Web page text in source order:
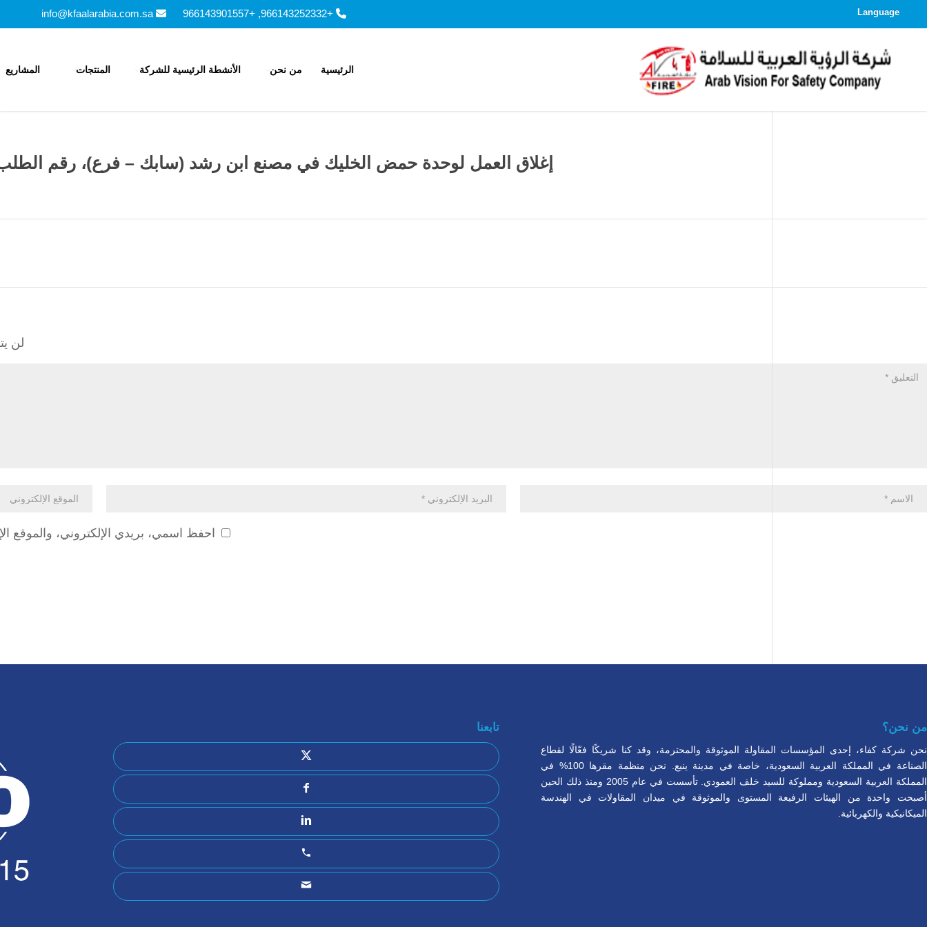
+966143252332, +966143901557
الرئيسية من نحن الأنشطة الرئيسية للشركة المنتجات المشاريع
إغلاق العمل لوحدة حمض الخليك في مصنع ابن رشد (سابك – فرع)، رقم الطلب: 4500842342 – فبراير
لن
احفظ اسمي، بريدي الإلكتروني، والموقع
من نحن؟
نحن شركة كفاء، إحدى المؤسسات المقاولة الموثوقة والمحترمة، وقد كنا شريكًا فعّالًا لقطاع
الصناعة في المملكة العربية السعودية، خاصة في مدينة ينبع. نحن منظمة مقرها 100% في
المملكة العربية السعودية ومملوكة للسيد خلف العمودي. تأسست في عام 2005 ومنذ ذلك الحين
أصبحت واحدة من الهيئات الرفيعة المستوى والموثوقة في ميدان المقاولات في الهندسة
الميكانيكية والكهربائية.
تابعنا
Language